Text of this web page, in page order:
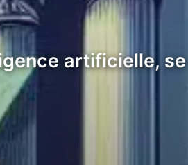
artificielle,